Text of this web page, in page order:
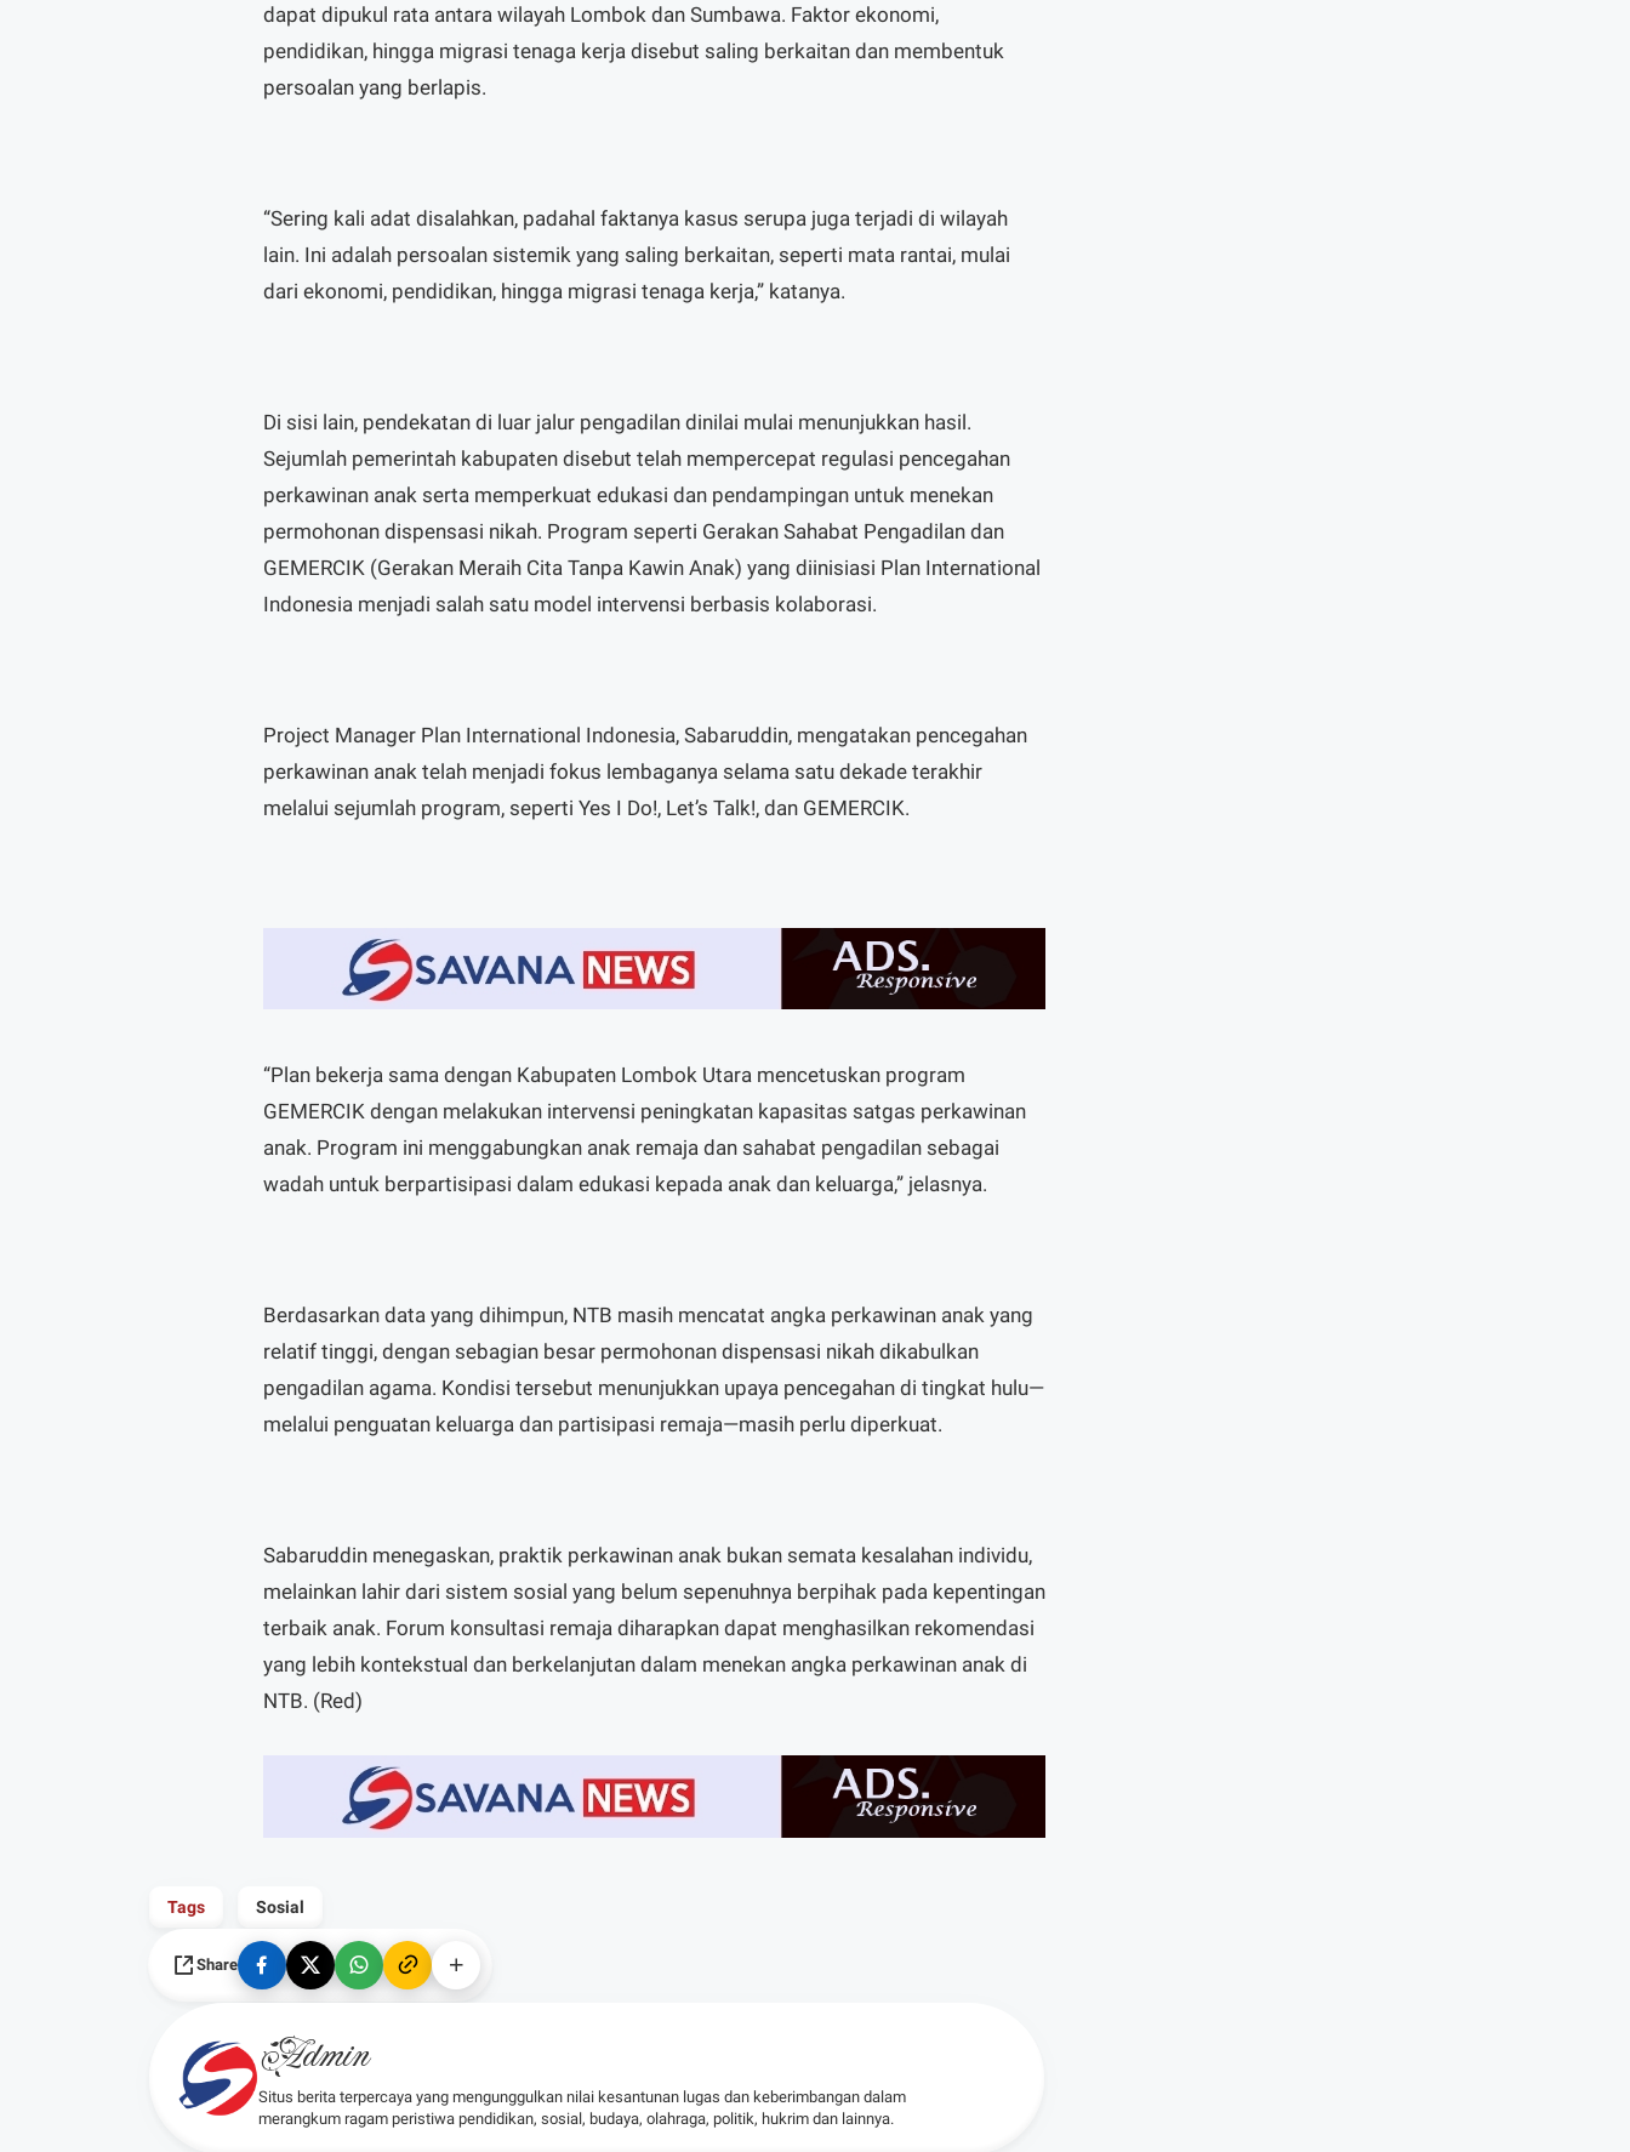
dapat dipukul rata antara wilayah Lombok dan Sumbawa. Faktor ekonomi,
pendidikan, hingga migrasi tenaga kerja disebut saling berkaitan dan membentuk
persoalan yang berlapis.
“Sering kali adat disalahkan, padahal faktanya kasus serupa juga terjadi di wilayah
lain. Ini adalah persoalan sistemik yang saling berkaitan, seperti mata rantai, mulai
dari ekonomi, pendidikan, hingga migrasi tenaga kerja,” katanya.
Di sisi lain, pendekatan di luar jalur pengadilan dinilai mulai menunjukkan hasil.
Sejumlah pemerintah kabupaten disebut telah mempercepat regulasi pencegahan
perkawinan anak serta memperkuat edukasi dan pendampingan untuk menekan
permohonan dispensasi nikah. Program seperti Gerakan Sahabat Pengadilan dan
GEMERCIK (Gerakan Meraih Cita Tanpa Kawin Anak) yang diinisiasi Plan International
Indonesia menjadi salah satu model intervensi berbasis kolaborasi.
Project Manager Plan International Indonesia, Sabaruddin, mengatakan pencegahan
perkawinan anak telah menjadi fokus lembaganya selama satu dekade terakhir
melalui sejumlah program, seperti Yes I Do!, Let’s Talk!, dan GEMERCIK.
“Plan bekerja sama dengan Kabupaten Lombok Utara mencetuskan program
GEMERCIK dengan melakukan intervensi peningkatan kapasitas satgas perkawinan
anak. Program ini menggabungkan anak remaja dan sahabat pengadilan sebagai
wadah untuk berpartisipasi dalam edukasi kepada anak dan keluarga,” jelasnya.
Berdasarkan data yang dihimpun, NTB masih mencatat angka perkawinan anak yang
relatif tinggi, dengan sebagian besar permohonan dispensasi nikah dikabulkan
pengadilan agama. Kondisi tersebut menunjukkan upaya pencegahan di tingkat hulu—
melalui penguatan keluarga dan partisipasi remaja—masih perlu diperkuat.
Sabaruddin menegaskan, praktik perkawinan anak bukan semata kesalahan individu,
melainkan lahir dari sistem sosial yang belum sepenuhnya berpihak pada kepentingan
terbaik anak. Forum konsultasi remaja diharapkan dapat menghasilkan rekomendasi
yang lebih kontekstual dan berkelanjutan dalam menekan angka perkawinan anak di
NTB. (Red)
Tags Sosial
Share
Admin
Situs berita terpercaya yang mengunggulkan nilai kesantunan lugas dan keberimbangan dalam
merangkum ragam peristiwa pendidikan, sosial, budaya, olahraga, politik, hukrim dan lainnya.